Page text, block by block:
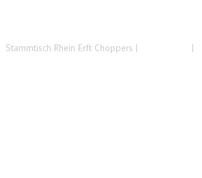
Stammtisch Rhein Erft Choppers | |